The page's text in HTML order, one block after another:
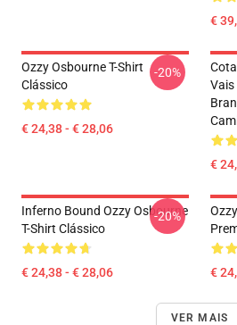
€
Ozzy Osbourne T-Shirt
Clássico
€ 24,38 - € 28,06
-20%
Vais
€
Inferno Bound Ozzy Osbourne
T-Shirt Clássico
€ 24,38 - € 28,06
-20%
€
VER MAIS